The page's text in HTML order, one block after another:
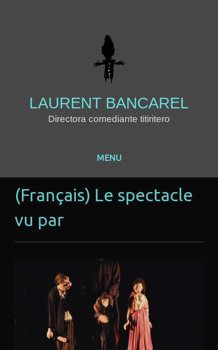
LAURENT BANCAREL
Directora comediante titiritero
MENU
Skip to content
(Français) Le spectacle
vu par